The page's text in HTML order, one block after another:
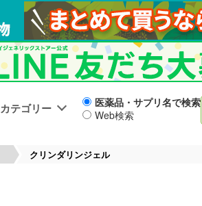
カテゴリー
医薬品・サプリ名で検索
Web検索
クリンダリンジェル